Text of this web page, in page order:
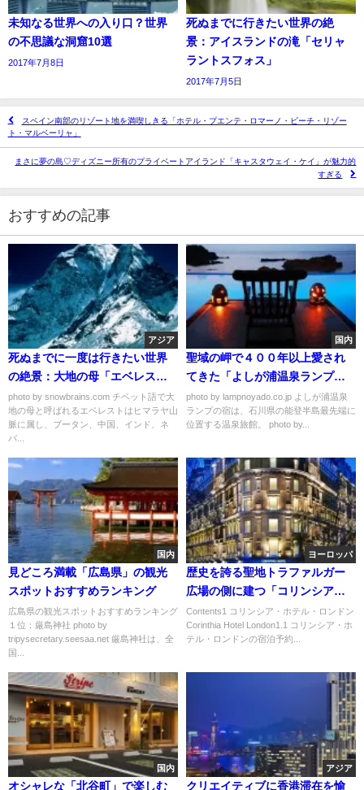
未知なる世界への入り口？世界
の不思議な洞窟10選
2017年7月8日
死ぬまでに行きたい世界の絶
景：アイスランドの滝「セリャ
ラントスフォス」
2017年7月5日
スペイン南部のリゾート地を満喫しきる「ホテル・プエンテ・ロマーノ・ビーチ・リゾー
ト・マルベーリャ」
まさに夢の島♡ディズニー所有のプライベートアイランド「キャスタウェイ・ケイ」が魅力的
すぎる
おすすめの記事
アジア
死ぬまでに一度は行きたい世界
の絶景：大地の母「エベレス
ト」
photo by snowbrains.com チベット語で大
地の母と呼ばれるエベレストはヒマラヤ山
脈に属し、ブータン、中国、インド、ネ
パ...
国内
聖域の岬で４００年以上愛され
てきた「よしが浦温泉ランプの
宿」
photo by lampnoyado.co.jp よしが浦温泉
ランプの宿は、石川県の能登半島最先端に
位置する温泉旅館。 photo by...
国内
見どころ満載「広島県」の観光
スポットおすすめランキング
広島県の観光スポットおすすめランキング
１位：厳島神社 photo by
tripysecretary.seesaa.net 厳島神社は、全
国...
ヨーロッパ
歴史を誇る聖地トラファルガー
広場の側に建つ「コリンシア・
ホテル・ロンドン」
Contents1 コリンシア・ホテル・ロンドン
Corinthia Hotel London1.1 コリンシア・ホ
テル・ロンドンの宿泊予約...
国内
オシャレな「北谷町」で楽しむ
アジア
クリエイティブに香港滞在を愉